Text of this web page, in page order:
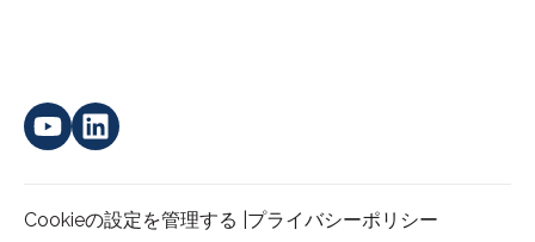
Cookieの設定を管理する | プライバシーポリシー